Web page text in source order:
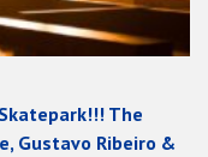
The
Gustavo Ribeiro &